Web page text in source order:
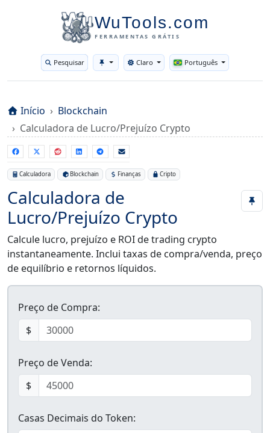
WuTools.com
FERRAMENTAS GRÁTIS
Pesquisar Toggle theme
Claro Português
Início
Blockchain
Calculadora de Lucro/Prejuízo Crypto
Calculadora Blockchain Finanças Cripto
Calculadora de
Lucro/Prejuízo Crypto
Calcule lucro, prejuízo e ROI de trading crypto
instantaneamente. Inclui taxas de compra/venda, preço
de equilíbrio e retornos líquidos.
Preço de Compra:
$
Preço de Venda:
$
Casas Decimais do Token: